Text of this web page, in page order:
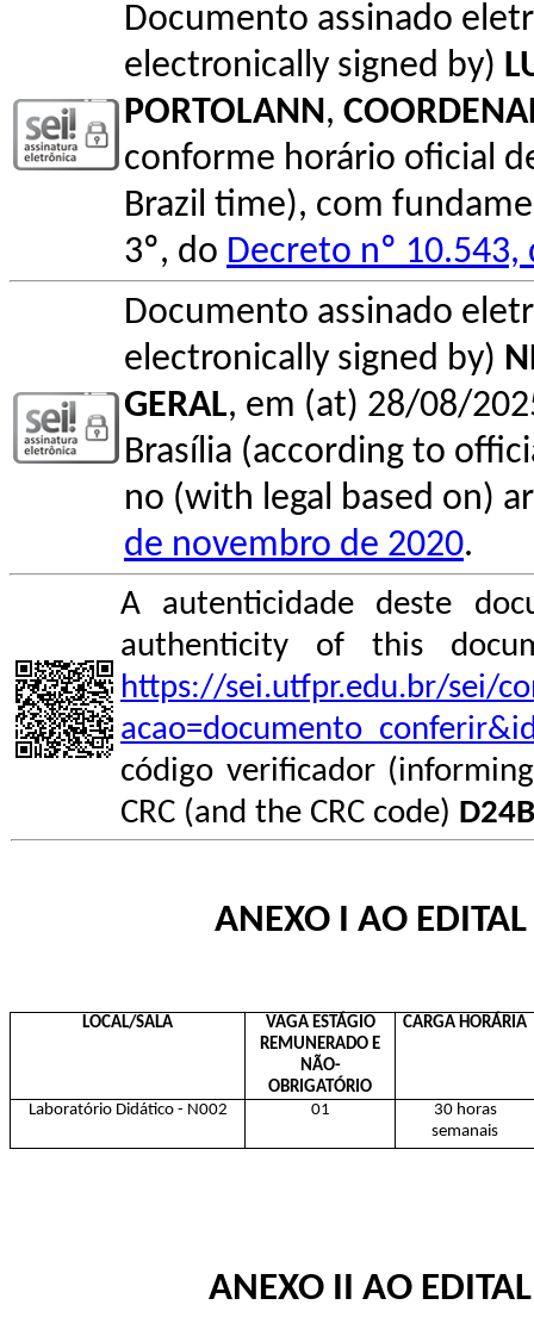
Documento assinado
electronically signed by)
PORTOLANN,
conforme horário oficial
Brazil time), com
3º, do Decreto nº
Documento assinado
electronically signed by)
GERAL, em (at) 28/08/
Brasília (according to
no (with legal based on)
de novembro de 2020.
A autenticidade deste
authenticity of this
https://sei.utfpr.edu.br/sei/
código verificador
CRC (and the CRC code)
ANEXO I AO
LOCAL/SALA
VAGA ESTÁGIO
REMUNERADO E
NÃO-
OBRIGATÓRIO
CARGA HORÁRIA
Laboratório Didático - N002 01
30 horas
semanais
ANEXO II AO